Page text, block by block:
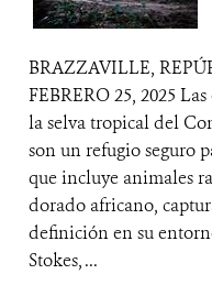
BRAZZAVILLE,
FEBRERO 25, 2025
la selva tropical del
son un refugio seguro
que incluye animales
dorado africano,
definición en su
Stokes, ...